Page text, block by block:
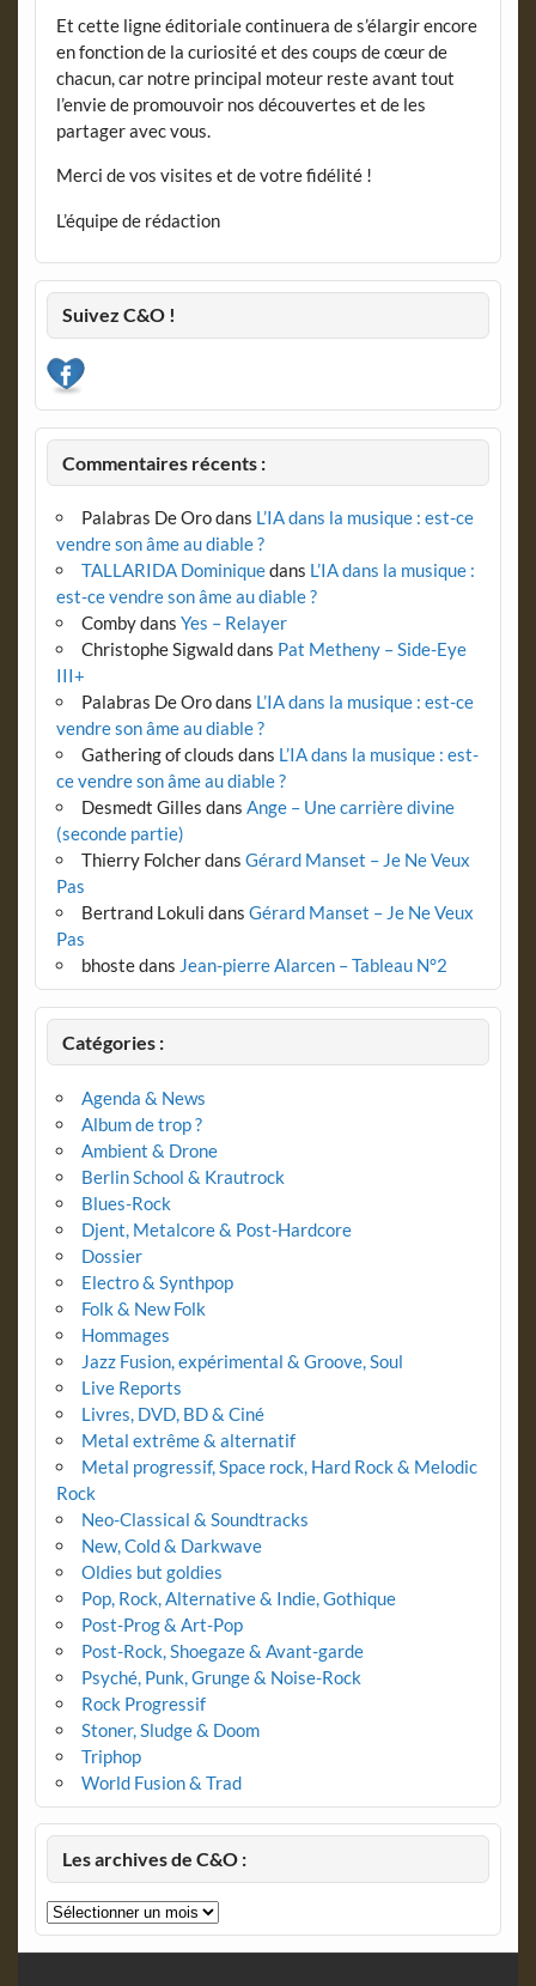
Et cette ligne éditoriale continuera de s’élargir encore
en fonction de la curiosité et des coups de cœur de
chacun, car notre principal moteur reste avant tout
l’envie de promouvoir nos découvertes et de les
partager avec vous.
Merci de vos visites et de votre fidélité !
L’équipe de rédaction
Suivez C&O !
Commentaires récents :
Palabras De Orodans L’IA dans la musique : est-ce
vendre son âme au diable ?
TALLARIDA Dominiquedans L’IA dans la musique :
est-ce vendre son âme au diable ?
Combydans Yes – Relayer
Christophe Sigwalddans Pat Metheny – Side-Eye
III+
Palabras De Orodans L’IA dans la musique : est-ce
vendre son âme au diable ?
Gathering of clouds dans L’IA dans la musique : est-
ce vendre son âme au diable ?
Desmedt Gilles dans Ange – Une carrière divine
(seconde partie)
Thierry Folcherdans Gérard Manset – Je Ne Veux
Pas
Bertrand Lokuli dans Gérard Manset – Je Ne Veux
Pas
bhostedans Jean-pierre Alarcen – Tableau N°2
Catégories :
Agenda & News
Album de trop ?
Ambient & Drone
Berlin School & Krautrock
Blues-Rock
Djent, Metalcore & Post-Hardcore
Dossier
Electro & Synthpop
Folk & New Folk
Hommages
Jazz Fusion, expérimental & Groove, Soul
Live Reports
Livres, DVD, BD & Ciné
Metal extrême & alternatif
Metal progressif, Space rock, Hard Rock & Melodic
Rock
Neo-Classical & Soundtracks
New, Cold & Darkwave
Oldies but goldies
Pop, Rock, Alternative & Indie, Gothique
Post-Prog & Art-Pop
Post-Rock, Shoegaze & Avant-garde
Psyché, Punk, Grunge & Noise-Rock
Rock Progressif
Stoner, Sludge & Doom
Triphop
World Fusion & Trad
Les archives de C&O :
Les
archives